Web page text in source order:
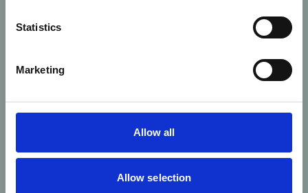
Statistics
Marketing
Allow all
Allow selection
že se tu můžu rozvíjet
Finanční poradce
Další